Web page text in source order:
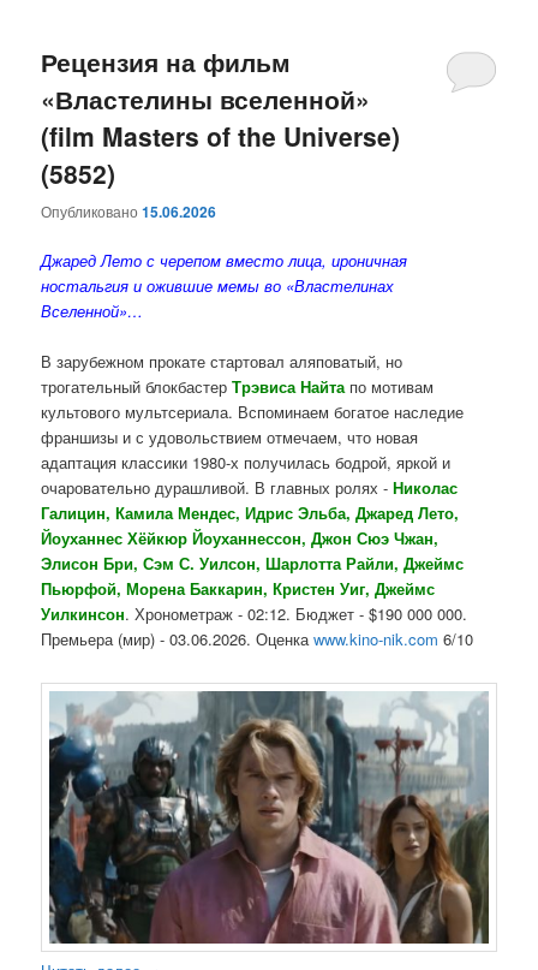
основному
содержимому
дополнительному
содержимому
Рецензия на фильм
«Властелины вселенной»
(film Masters of the Universe)
(5852)
Опубликовано15.06.2026
Джаред Лето с черепом вместо лица, ироничная
ностальгия и ожившие мемы во «Властелинах
Вселенной»…
В зарубежном прокате стартовал аляповатый, но
трогательный блокбастерТрэвиса Найтапо мотивам
культового мультсериала. Вспоминаем богатое наследие
франшизы и с удовольствием отмечаем, что новая
адаптация классики 1980-х получилась бодрой, яркой и
очаровательно дурашливой. В главных ролях -Николас
Галицин, Камила Мендес, Идрис Эльба, Джаред Лето,
Йоуханнес Хёйкюр Йоуханнессон, Джон Сюэ Чжан,
Элисон Бри, Сэм С. Уилсон, Шарлотта Райли, Джеймс
Пьюрфой, Морена Баккарин, Кристен Уиг, Джеймс
Уилкинсон. Хронометраж - 02:12. Бюджет - $190 000 000.
Премьера (мир) - 03.06.2026. Оценкаwww.kino-nik.com 6/10